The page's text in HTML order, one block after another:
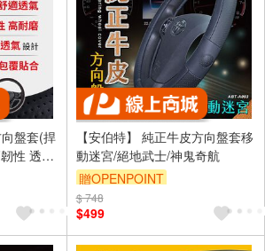
向盤套(捍
性 透氣
【安伯特】 純正牛皮方向盤套移
動迷宮/絕地武士/神鬼奇航
贈OPENPOINT
$ 748
$499